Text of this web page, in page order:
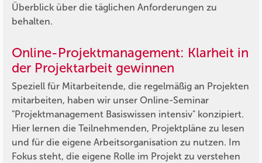
Überblick über die täglichen Anforderungen zu
behalten.
Online-Projektmanagement: Klarheit in
der Projektarbeit gewinnen
Speziell für Mitarbeitende, die regelmäßig an Projekten
mitarbeiten, haben wir unser Online-Seminar
"Projektmanagement Basiswissen intensiv" konzipiert.
Hier lernen die Teilnehmenden, Projektpläne zu lesen
und für die eigene Arbeitsorganisation zu nutzen. Im
Fokus steht, die eigene Rolle im Projekt zu verstehen